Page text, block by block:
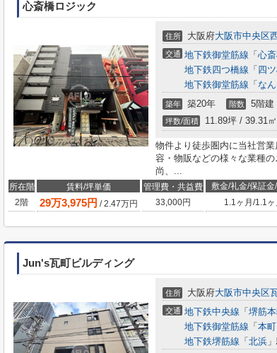
心斎橋ロジック
住所 大阪府大阪市中央区
交通 地下鉄御堂筋線 「 心
地下鉄四つ橋線 「 四
地下鉄御堂筋線 「 な
築年 築20年 階数 5階建
坪数/面積 11.89坪 / 39.31㎡
物件より徒歩圏内に当社営
容・物販などの様々な業種
尚、...
所在階 賃料/坪単価 管理費・共益費 敷金/礼金/保証金/
2階
29万3,975円 /2.47万円 33,000円 1.1ヶ月 /1.1ヶ
Jun's瓦町ビルディング
住所 大阪府大阪市中央区
交通 地下鉄中央線 「 堺筋
地下鉄御堂筋線 「 本町
地下鉄堺筋線 「 北浜